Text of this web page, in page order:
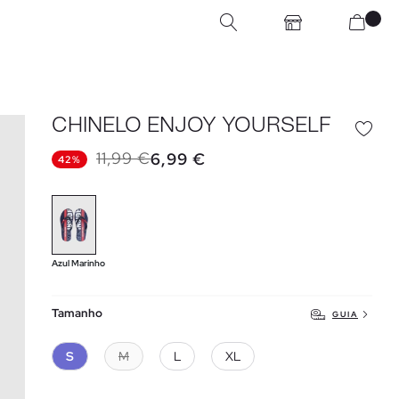
CHINELO ENJOY YOURSELF
42% 11,99 €6,99 €
Azul Marinho
Tamanho GUIA
S M L XL